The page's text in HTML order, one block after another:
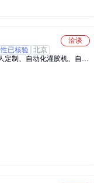
洽谈
已核验 北京
定制、自动化灌胶机、自动
磨设备、自动组装设备、胶
乐泰